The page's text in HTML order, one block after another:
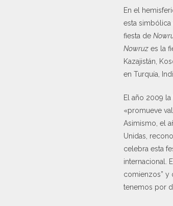
En el
esta
fiesta de
Nowruz es la
Kazajistán,
en Turquía,
El año 2009
«promueve
Asimismo, el
Unidas,
celebra esta
internacional.
comienzos” y
tenemos por